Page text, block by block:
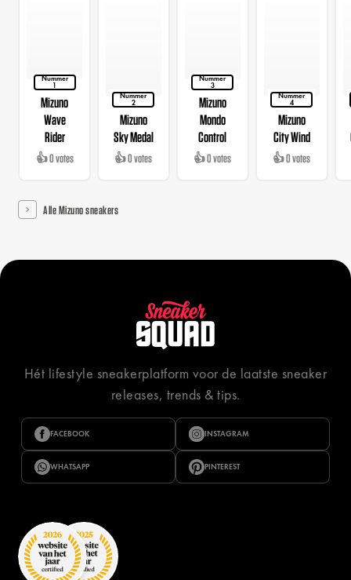
Nummer
1
Mizuno
Wave
Rider
👍 0 votes
Nummer
2
Mizuno
Sky Medal
👍 0 votes
Nummer
3
Mizuno
Mondo
Control
👍 0 votes
Nummer
4
Mizuno
City Wind
👍 0 votes
Alle Mizuno sneakers
Hét lifestyle sneakerplatform voor de laatste sneaker
releases, trends & tips.
FACEBOOK INSTAGRAM
WHATSAPP PINTEREST